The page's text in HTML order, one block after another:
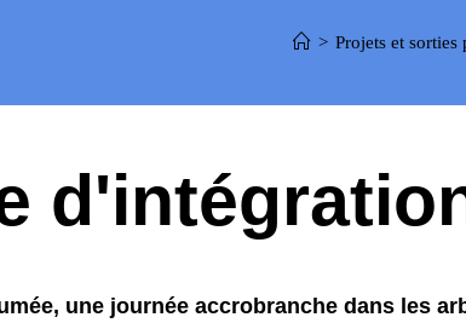
> Projets et sorties
une journée accrobranche dans les